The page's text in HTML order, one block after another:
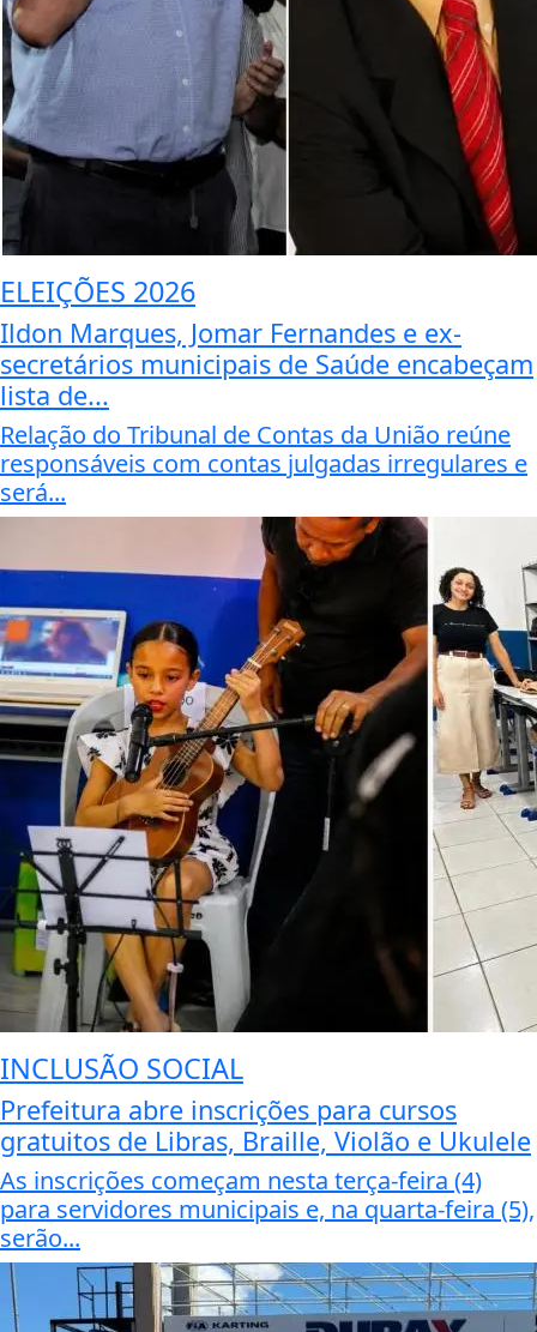
ELEIÇÕES 2026
Ildon Marques, Jomar Fernandes e ex-
secretários municipais de Saúde encabeçam
lista de...
Relação do Tribunal de Contas da União reúne
responsáveis com contas julgadas irregulares e
será...
INCLUSÃO SOCIAL
Prefeitura abre inscrições para cursos
gratuitos de Libras, Braille, Violão e Ukulele
As inscrições começam nesta terça-feira (4)
para servidores municipais e, na quarta-feira (5),
serão...